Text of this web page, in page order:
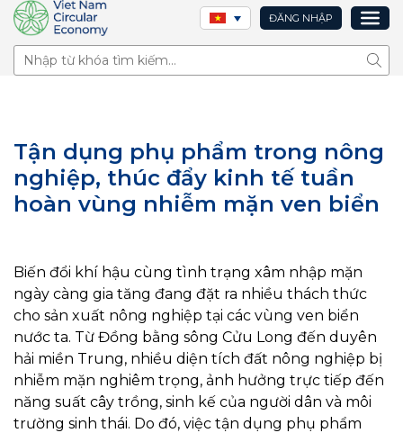
ĐĂNG NHẬP
Tìm
Tận dụng phụ phẩm trong nông
nghiệp, thúc đẩy kinh tế tuần
hoàn vùng nhiễm mặn ven biển
Biến đổi khí hậu cùng tình trạng xâm nhập mặn
ngày càng gia tăng đang đặt ra nhiều thách thức
cho sản xuất nông nghiệp tại các vùng ven biển
nước ta. Từ Đồng bằng sông Cửu Long đến duyên
hải miền Trung, nhiều diện tích đất nông nghiệp bị
nhiễm mặn nghiêm trọng, ảnh hưởng trực tiếp đến
năng suất cây trồng, sinh kế của người dân và môi
trường sinh thái. Do đó, việc tận dụng phụ phẩm